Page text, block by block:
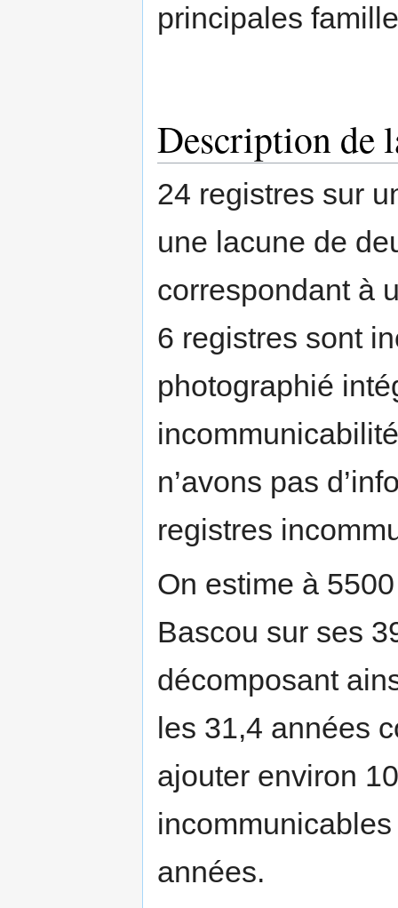
principales
Description de
24 registres sur
une lacune de
correspondant à
6 registres sont
photographié
n’avons pas
registres
On estime à
Bascou sur ses
décomposant
les 31,4 années
ajouter environ
années.